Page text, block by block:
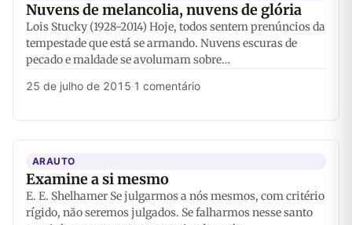
Nuvens de melancolia, nuvens de glória
Lois Stucky (1928-2014) Hoje, todos sentem prenúncios da
tempestade que está se armando. Nuvens escuras de
pecado e maldade se avolumam sobre…
25 de julho de 2015·1 comentário
ARAUTO
Examine a si mesmo
E. E. Shelhamer Se julgarmos a nós mesmos, com critério
rígido, não seremos julgados. Se falharmos nesse santo